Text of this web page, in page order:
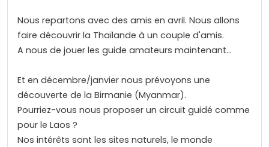
Nous repartons avec des amis en avril. Nous allons
faire découvrir la Thaïlande à un couple d'amis.
A nous de jouer les guide amateurs maintenant...
Et en décembre/janvier nous prévoyons une
découverte de la Birmanie (Myanmar).
Pourriez-vous nous proposer un circuit guidé comme
pour le Laos ?
Nos intérêts sont les sites naturels, le monde